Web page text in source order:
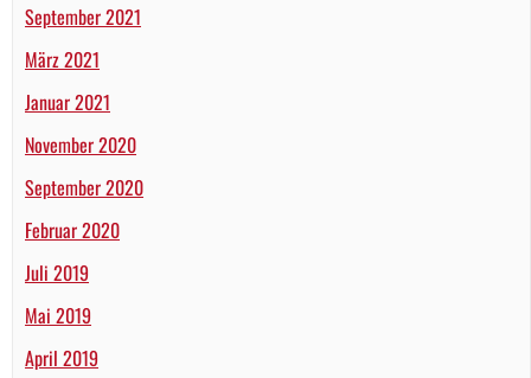
September 2021
März 2021
Januar 2021
November 2020
September 2020
Februar 2020
Juli 2019
Mai 2019
April 2019